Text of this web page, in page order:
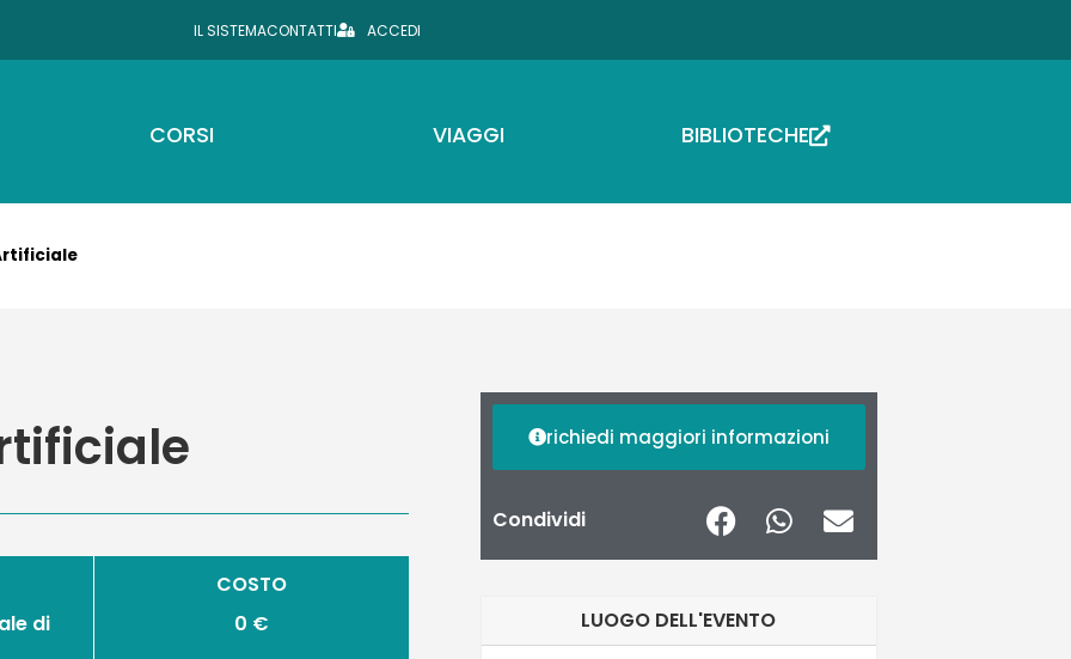
IL SISTEMACONTATTI ACCEDI
CORSI VIAGGI BIBLIOTECHE
di
COSTO
0 €
richiedi maggiori informazioni
Condividi
LUOGO DELL'EVENTO